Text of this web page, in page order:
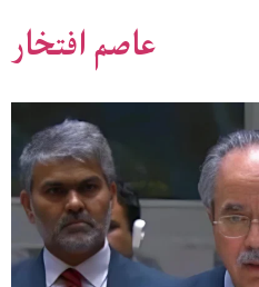
عاصم افتخار